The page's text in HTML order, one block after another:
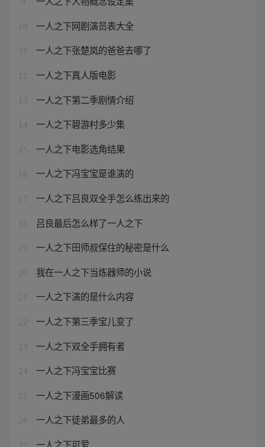
10 一人之下网剧演员表大全
一人之下张楚岚的爸爸去哪了
12 一人之下真人版电影
13 一人之下第二季剧情介绍
14 一人之下碧游村多少集
15 一人之下电影选角结果
16 一人之下冯宝宝是谁演的
17 一人之下吕良双全手怎么练出来的
18 吕良最后怎么样了一人之下
19 一人之下田师叔保住的秘密是什么
20 我在一人之下当炼器师的小说
21 一人之下演的是什么内容
22 一人之下第三季宝儿变了
23 一人之下双全手拥有者
24 一人之下冯宝宝比赛
25 一人之下漫画506解读
26 一人之下徒弟最多的人
27 一人之下可爱